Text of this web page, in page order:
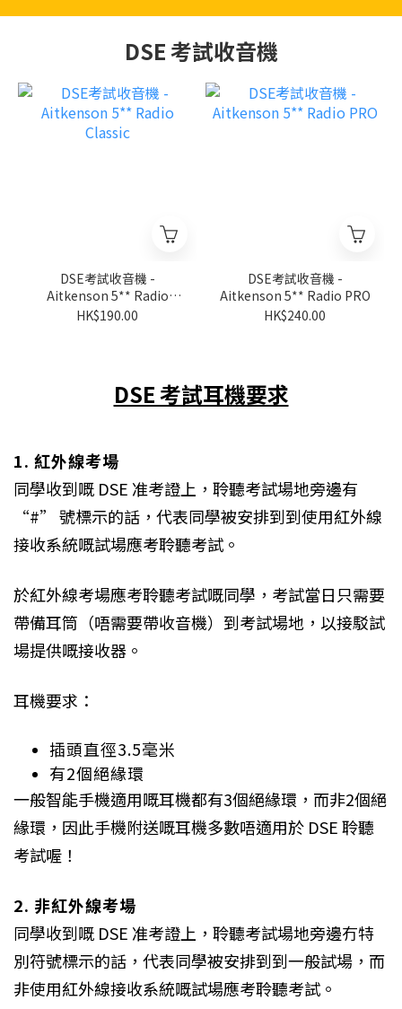
DSE 考試收音機
DSE考試收音機 -
Aitkenson 5** Radio
Classic
HK$190.00
DSE考試收音機 -
Aitkenson 5** Radio PRO
HK$240.00
DSE 考試耳機要求
1. 紅外線考場
同學收到嘅 DSE 准考證上，聆聽考試場地旁邊有
“#” 號標示的話，代表同學被安排到到使用紅外線
接收系統嘅試場應考聆聽考試。
於紅外線考場應考聆聽考試嘅同學，考試當日只需要
帶備耳筒（唔需要帶收音機）到考試場地，以接駁試
場提供嘅接收器。
耳機要求：
插頭直徑3.5毫米
有2個絕緣環
一般智能手機適用嘅耳機都有3個絕緣環，而非2個絕
緣環，因此手機附送嘅耳機多數唔適用於 DSE 聆聽
考試喔！
2. 非紅外線考場
同學收到嘅 DSE 准考證上，聆聽考試場地旁邊冇特
別符號標示的話，代表同學被安排到到一般試場，而
非使用紅外線接收系統嘅試場應考聆聽考試。